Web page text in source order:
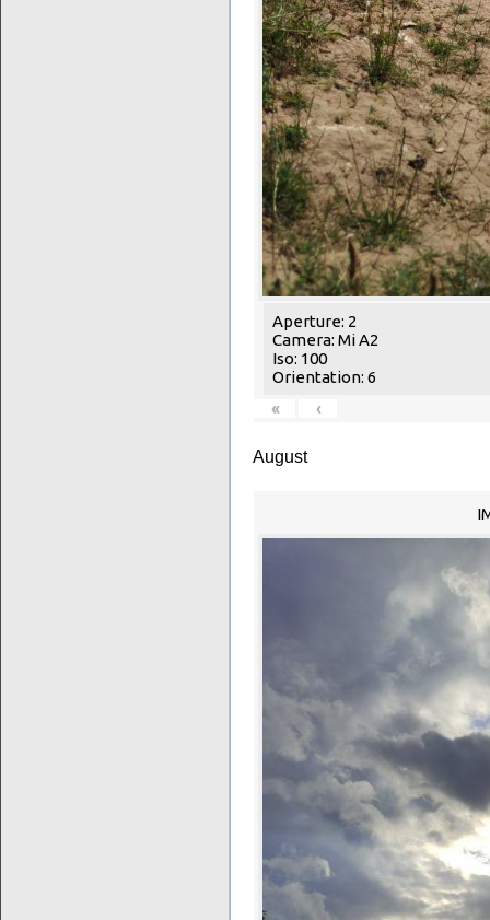
Aperture: 2
Camera: Mi A2
Iso: 100
Orientation: 6
«
‹
August